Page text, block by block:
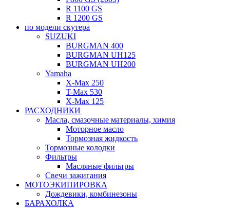
R 1100 GS
R 1200 GS
по модели скутера
SUZUKI
BURGMAN 400
BURGMAN UH125
BURGMAN UH200
Yamaha
X-Max 250
T-Max 530
X-Max 125
РАСХОДНИКИ
Масла, смазочные материалы, химия
Моторное масло
Тормозная жидкость
Тормозные колодки
Фильтры
Масляные фильтры
Свечи зажигания
МОТОЭКИПИРОВКА
Дождевики, комбинезоны
БАРАХОЛКА